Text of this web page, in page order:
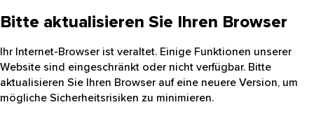
Bitte aktualisieren Sie Ihren Browser
Ihr Internet-Browser ist veraltet. Einige Funktionen unserer
Website sind eingeschränkt oder nicht verfügbar. Bitte
aktualisieren Sie Ihren Browser auf eine neuere Version, um
mögliche Sicherheitsrisiken zu minimieren.